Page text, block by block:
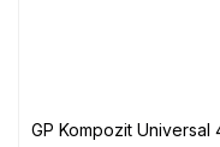
GP Kompozit Universal